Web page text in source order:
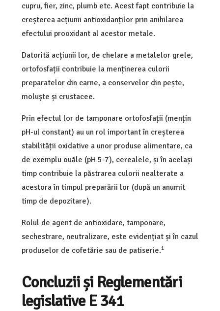
cupru, fier, zinc, plumb etc. Acest fapt contribuie la
creșterea acțiunii antioxidanților prin anihilarea
efectului prooxidant al acestor metale.
Datorită acțiunii lor, de chelare a metalelor grele,
ortofosfații contribuie la menținerea culorii
preparatelor din carne, a conservelor din pește,
moluște și crustacee.
Prin efectul lor de tamponare ortofosfații (mențin
pH-ul constant) au un rol important în creșterea
stabilității oxidative a unor produse alimentare, ca
de exemplu ouăle (pH 5-7), cerealele, și în același
timp contribuie la păstrarea culorii nealterate a
acestora în timpul preparării lor (după un anumit
timp de depozitare).
Rolul de agent de antioxidare, tamponare,
sechestrare, neutralizare, este evidențiat și în cazul
produselor de cofetărie sau de patiserie.1
Concluzii și Reglementări
legislative E 341